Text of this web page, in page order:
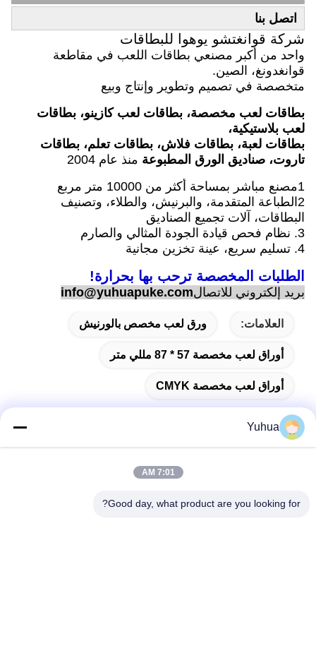
اتصل بنا
شركة قوانغتشو يوهوا للبطاقات
واحد من أكبر مصنعي بطاقات اللعب في مقاطعة
قوانغدونغ، الصين.
متخصصة في تصميم وتطوير وإنتاج وبيع
بطاقات لعب مخصصة، بطاقات لعب كازينو، بطاقات
لعب بلاستيكية،
بطاقات لعبة، بطاقات فلاش، بطاقات تعلم، بطاقات
تاروت، صناديق الورق المطبوعة منذ عام 2004
1مصنع مباشر بمساحة أكثر من 10000 متر مربع
2الطباعة المتقدمة، والبرنيش، والطلاء، وتصنيف
البطاقات، آلات تجميع الصناديق
3. نظام فحص قيادة الجودة المثالي والصارم
4. تسليم سريع، عينة تخزين مجانية
الطلبات المخصصة ترحب بها بحرارة!
بريد إلكتروني للاتصالinfo@yuhuapuke.com
العلامات: ورق لعب مخصص بالورنيش
أوراق لعب مخصصة 57 * 87 مللي متر
أوراق لعب مخصصة CMYK
العنوان
Yuhua
7:01 AM
Good day, what product are you looking for?